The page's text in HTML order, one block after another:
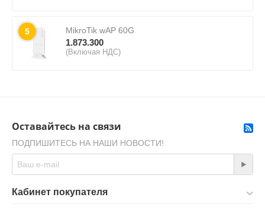
5 MikroTik wAP 60G
1.873.300
(Включая НДС)
Оставайтесь на связи
ПОДПИШИТЕСЬ НА НАШИ НОВОСТИ!
Кабинет покупателя